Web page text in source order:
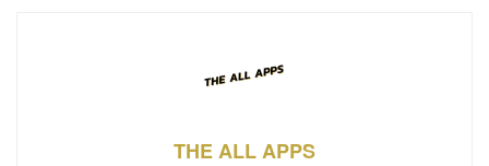
THE ALL APPS